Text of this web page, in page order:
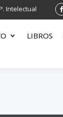
Intelectual
LIBROS